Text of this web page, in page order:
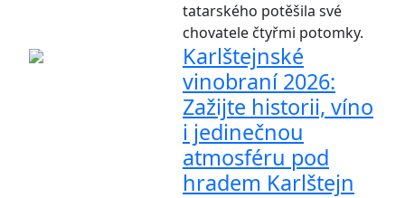
tatarského potěšila své
chovatele čtyřmi potomky.
Karlštejnské
vinobraní 2026:
Zažijte historii, víno
i jedinečnou
atmosféru pod
hradem Karlštejn